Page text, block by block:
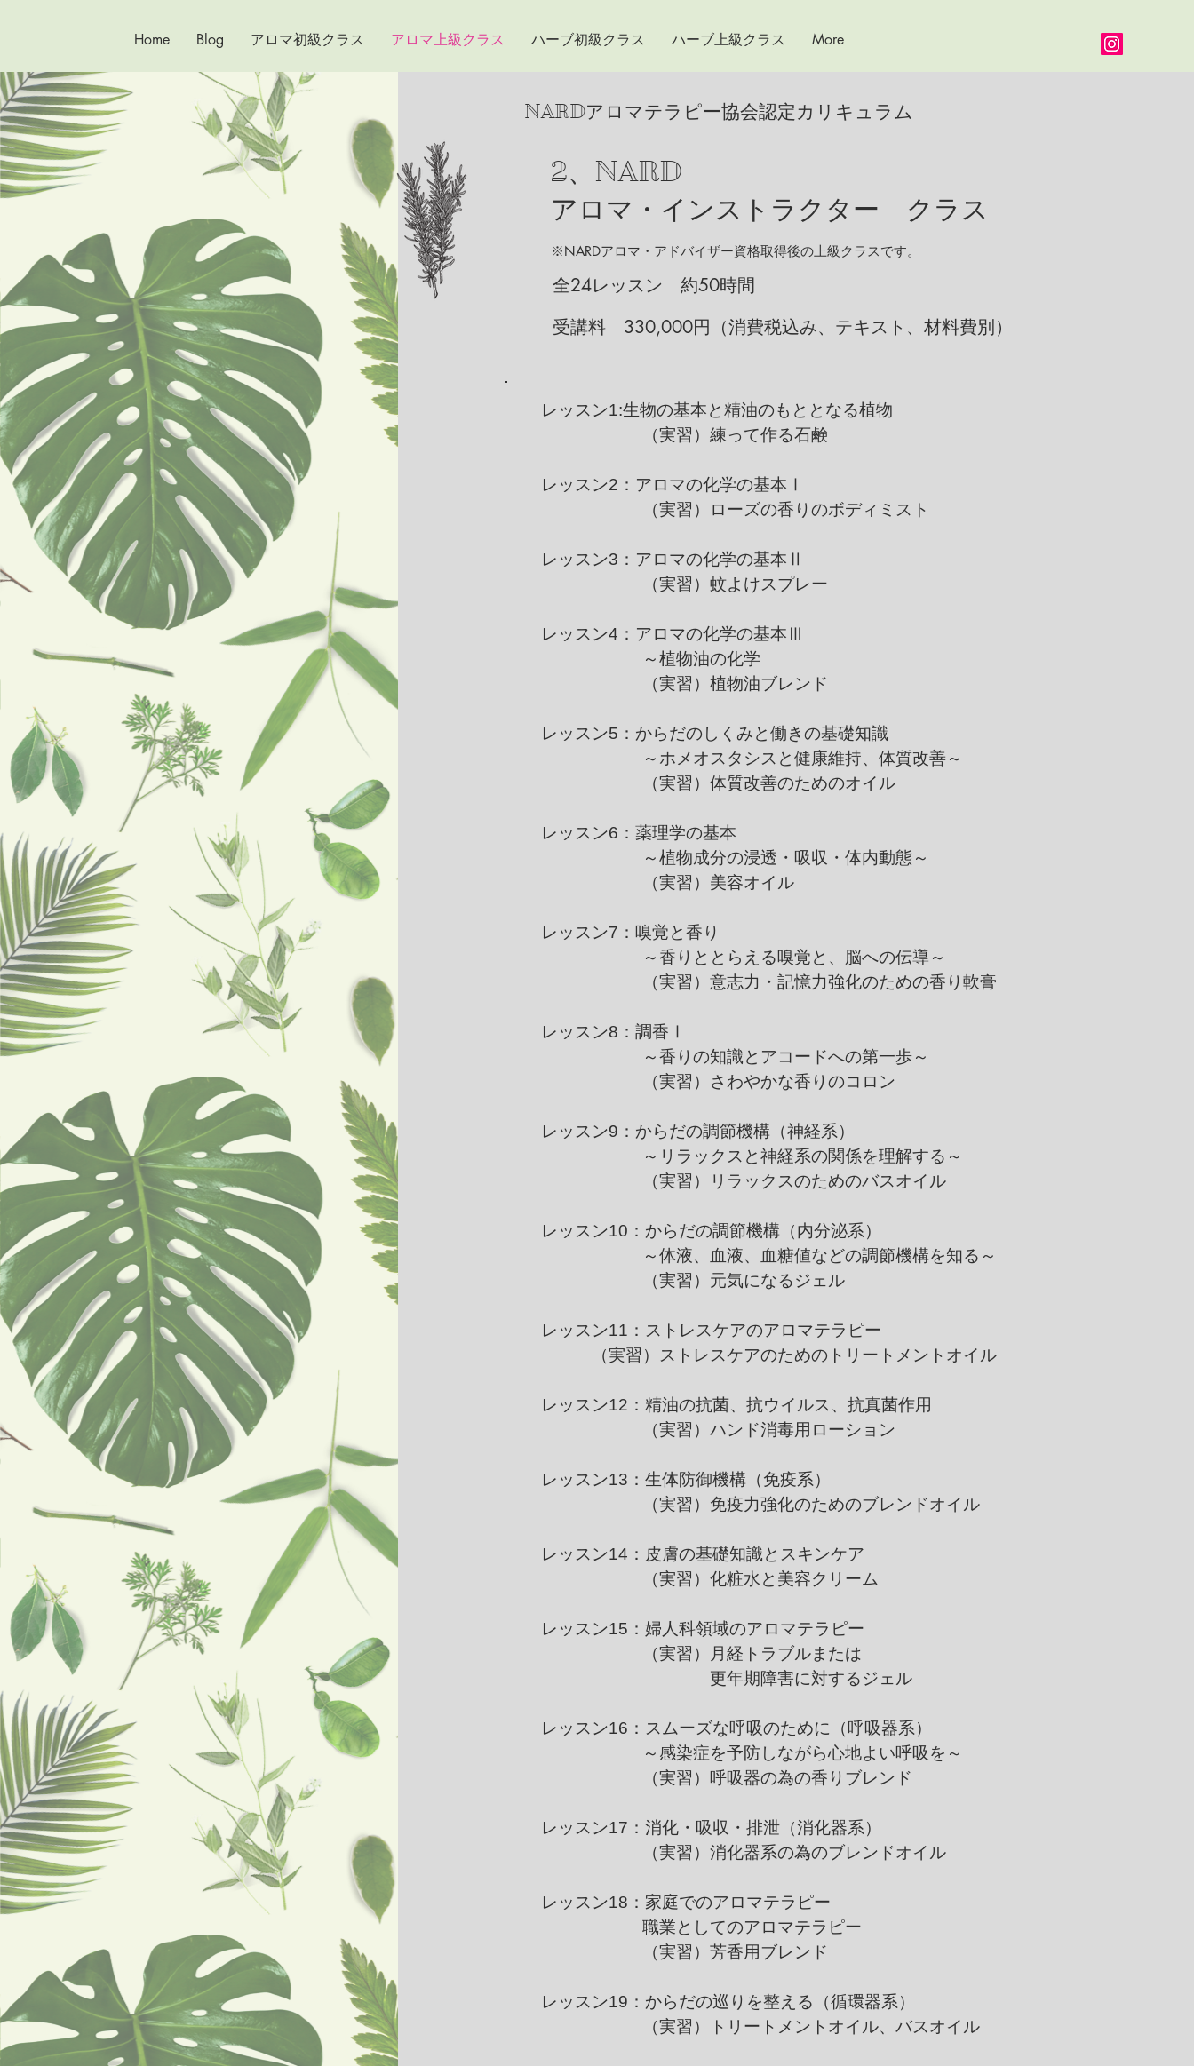
Home Blog アロマ初級クラス アロマ上級クラス ハーブ初級クラス ハーブ上級クラス More
NARDアロマテラピー協会認定カリキュラム
2、NARD
アロマ・インストラクター クラス
※NARDアロマ・アドバイザー資格取得後の上級クラスです。
​全24レッスン 約50時間
受講料 330,000円（消費税込み、テキスト、材料費別）
レッスン1:生物の基本と精油のもととなる植物
（実習）練って作る石鹸
レッスン2：アロマの化学の基本Ⅰ
（実習）ローズの香りのボディミスト
レッスン3：アロマの化学の基本Ⅱ
（実習）蚊よけスプレー
レッスン4：アロマの化学の基本Ⅲ
～植物油の化学
（実習）植物油ブレンド
レッスン5：からだのしくみと働きの基礎知識
～ホメオスタシスと健康維持、体質改善～
（実習）体質改善のためのオイル
レッスン6：薬理学の基本
～植物成分の浸透・吸収・体内動態～
（実習）美容オイル
レッスン7：嗅覚と香り
～香りととらえる嗅覚と、脳への伝導～
（実習）意志力・記憶力強化のための香り軟膏
レッスン8：調香Ⅰ
～香りの知識とアコードへの第一歩～
（実習）さわやかな香りのコロン
レッスン9：からだの調節機構（神経系）
～リラックスと神経系の関係を理解する～
（実習）リラックスのためのバスオイル
レッスン10：からだの調節機構（内分泌系）
～体液、血液、血糖値などの調節機構を知る～
（実習）元気になるジェル
レッスン11：ストレスケアのアロマテラピー
（実習）ストレスケアのためのトリートメントオイル
レッスン12：精油の抗菌、抗ウイルス、抗真菌作用
（実習）ハンド消毒用ローション
レッスン13：生体防御機構（免疫系）
（実習）免疫力強化のためのブレンドオイル
レッスン14：皮膚の基礎知識とスキンケア
（実習）化粧水と美容クリーム
レッスン15：婦人科領域のアロマテラピー
（実習）月経トラブルまたは
更年期障害に対するジェル
レッスン16：スムーズな呼吸のために（呼吸器系）
～感染症を予防しながら心地よい呼吸を～
（実習）呼吸器の為の香りブレンド
レッスン17：消化・吸収・排泄（消化器系）
（実習）消化器系の為のブレンドオイル
レッスン18：家庭でのアロマテラピー
職業としてのアロマテラピー
（実習）芳香用ブレンド
レッスン19：からだの巡りを整える（循環器系）
（実習）トリートメントオイル、バスオイル